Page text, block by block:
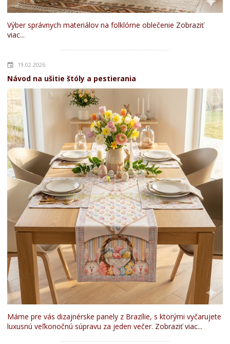
Výber správnych materiálov na folklórne oblečenie Zobraziť
viac...
19.02.2026
Návod na ušitie štóly a pestierania
Máme pre vás dizajnérske panely z Brazílie, s ktorými vyčarujete
luxusnú veľkonočnú súpravu za jeden večer. Zobraziť viac...